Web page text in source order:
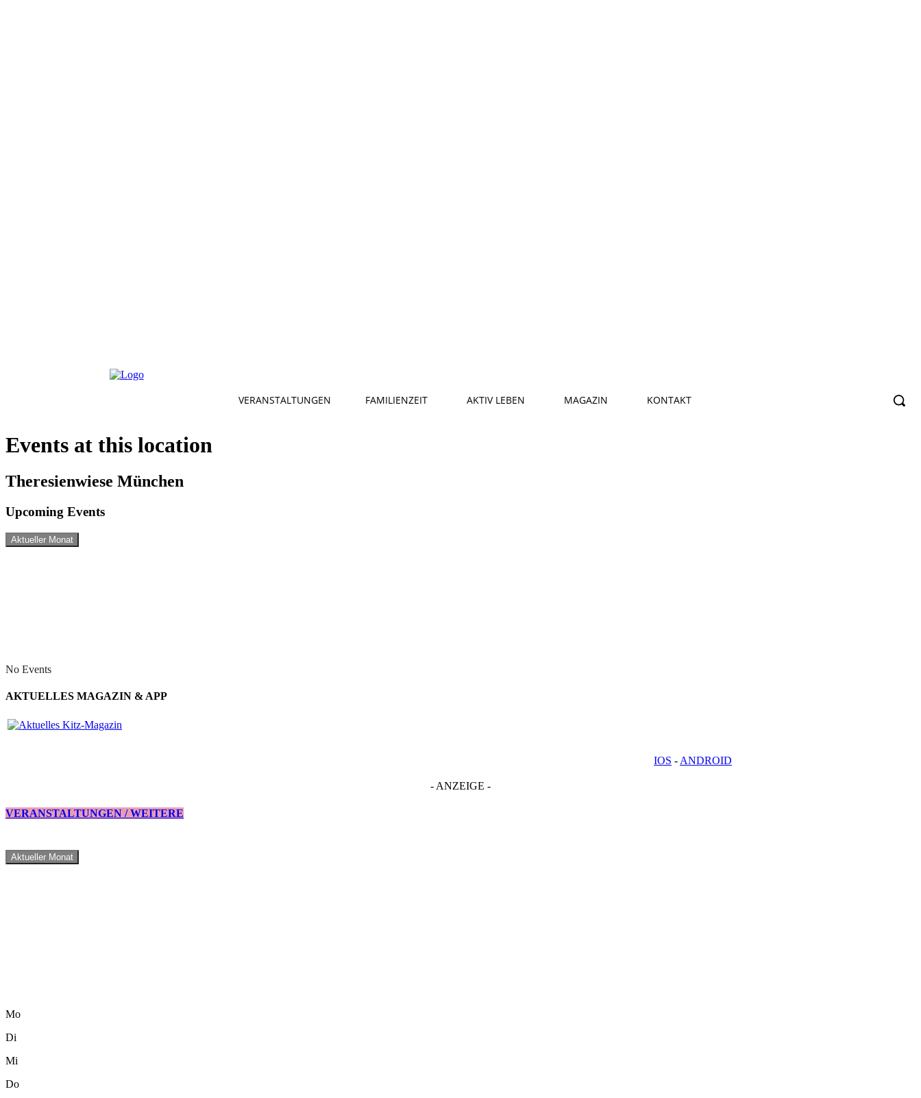
VERANSTALTUNGEN FAMILIENZEIT AKTIV LEBEN MAGAZIN KONTAKT
Events at this location
Theresienwiese München
Upcoming Events
Aktueller Monat
No Events
AKTUELLES MAGAZIN & APP
IOS - ANDROID
- ANZEIGE -
VERANSTALTUNGEN / WEITERE
Aktueller Monat
Mo
Di
Mi
Do